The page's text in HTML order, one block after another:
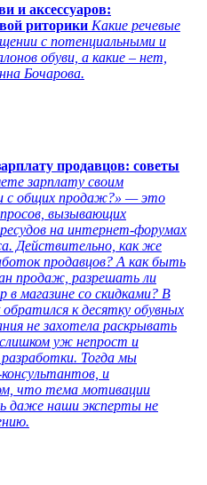
и аксессуаров:
риторики Какие речевые
с потенциальными и
обуви, а какие – нет,
Бочарова.
продавцов: советы
зарплату своим
с общих продаж?» — это
вызывающих
на интернет-форумах
Действительно, как же
продавцов? А как быть
продаж, разрешать ли
магазине со скидками? В
к десятку обувных
не захотела раскрывать
уж непрост и
разработки. Тогда мы
и
что тема мотивации
даже наши эксперты не